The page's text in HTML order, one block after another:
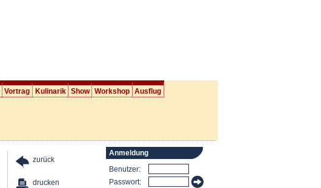
Vortrag Kulinarik Show Workshop Ausflug
zurück
drucken
Anmeldung
Benutzer:
Passwort: